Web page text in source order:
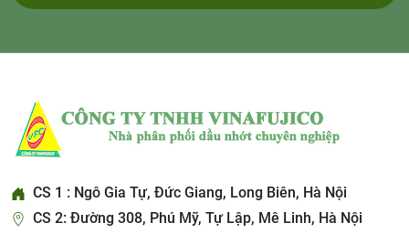
CS 1 : Ngô Gia Tự, Đức Giang, Long Biên, Hà Nội
CS 2: Đường 308, Phú Mỹ, Tự Lập, Mê Linh, Hà Nội